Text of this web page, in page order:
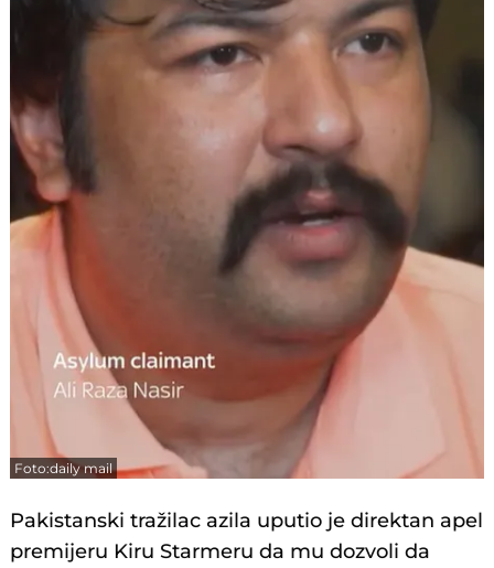
Foto:daily mail
Pakistanski tražilac azila uputio je direktan apel
premijeru Kiru Starmeru da mu dozvoli da